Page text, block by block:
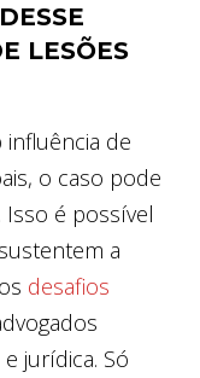
LESÕES
de
o caso pode
. Isso é possível
a
desafios
jurídica. Só